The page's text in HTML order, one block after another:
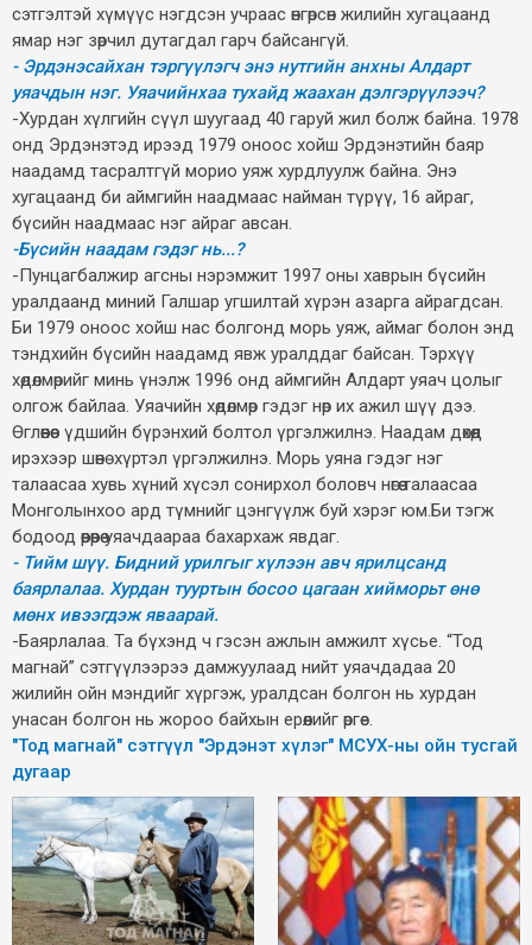
сэтгэлтэй хүмүүс нэгдсэн учраас өнгөрсөн жилийн хугацаанд
ямар нэг зөрчил дутагдал гарч байсангүй.
- Эрдэнэсайхан тэргүүлэгч энэ нутгийн анхны Алдарт
уяачдын нэг. Уяачийнхаа тухайд жаахан дэлгэрүүлээч?
-Хурдан хүлгийн сүүл шуугаад 40 гаруй жил болж байна. 1978
онд Эрдэнэтэд ирээд 1979 оноос хойш Эрдэнэтийн баяр
наадамд тасралтгүй морио уяж хурдлуулж байна. Энэ
хугацаанд би аймгийн наадмаас найман түрүү, 16 айраг,
бүсийн наадмаас нэг айраг авсан.
-Бүсийн наадам гэдэг нь...?
-Пунцагбалжир агсны нэрэмжит 1997 оны хаврын бүсийн
уралдаанд миний Галшар угшилтай хүрэн азарга айрагдсан.
Би 1979 оноос хойш нас болгонд морь уяж, аймаг болон энд
тэндхийн бүсийн наадамд явж уралддаг байсан. Тэрхүү
хөдөлмөрийг минь үнэлж 1996 онд аймгийн Алдарт уяач цолыг
олгож байлаа. Уяачийн хөдөлмөр гэдэг нөр их ажил шүү дээ.
Өглөөнөөс үдшийн бүрэнхий болтол үргэлжилнэ. Наадам дөхөөд
ирэхээр шөнө хүртэл үргэлжилнэ. Морь уяна гэдэг нэг
талаасаа хувь хүний хүсэл сонирхол боловч нөгөө талаасаа
Монголынхоо ард түмнийг цэнгүүлж буй хэрэг юм.Би тэгж
бодоод өөрөөрөө уяачдаараа бахархаж явдаг.
- Тийм шүү. Бидний урилгыг хүлээн авч ярилцсанд
баярлалаа. Хурдан тууртын босоо цагаан хийморьт өнө
мөнх ивээгдэж яваарай.
-Баярлалаа. Та бүхэнд ч гэсэн ажлын амжилт хүсье. “Тод
магнай” сэтгүүлээрээ дамжуулаад нийт уяачдадаа 20
жилийн ойн мэндийг хүргэж, уралдсан болгон нь хурдан
унасан болгон нь жороо байхын ерөөлийг өргөе.
"Тод магнай" сэтгүүл "Эрдэнэт хүлэг" МСУХ-ны ойн тусгай
дугаар